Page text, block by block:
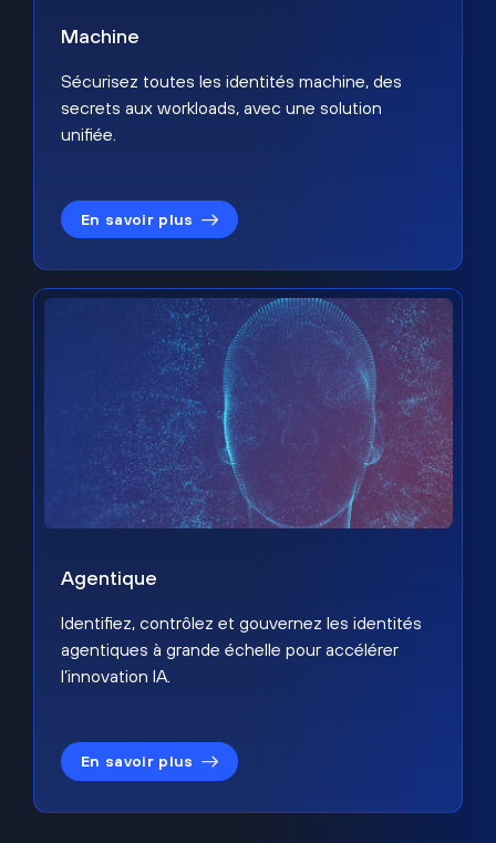
Machine
Sécurisez toutes les identités machine, des
secrets aux workloads, avec une solution
unifiée.
En savoir plus
Agentique
Identifiez, contrôlez et gouvernez les identités
agentiques à grande échelle pour accélérer
l’innovation IA.
En savoir plus